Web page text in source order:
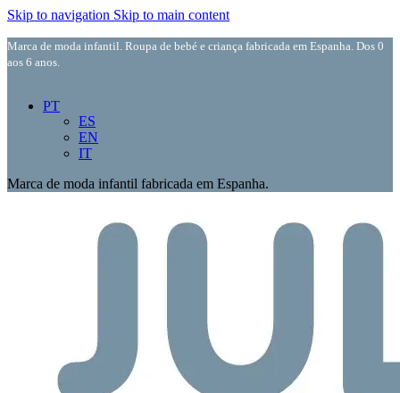
Skip to navigation Skip to main content
Marca de moda infantil. Roupa de bebé e criança fabricada em Espanha. Dos 0
aos 6 anos.
PT
ES
EN
IT
Marca de moda infantil fabricada em Espanha.